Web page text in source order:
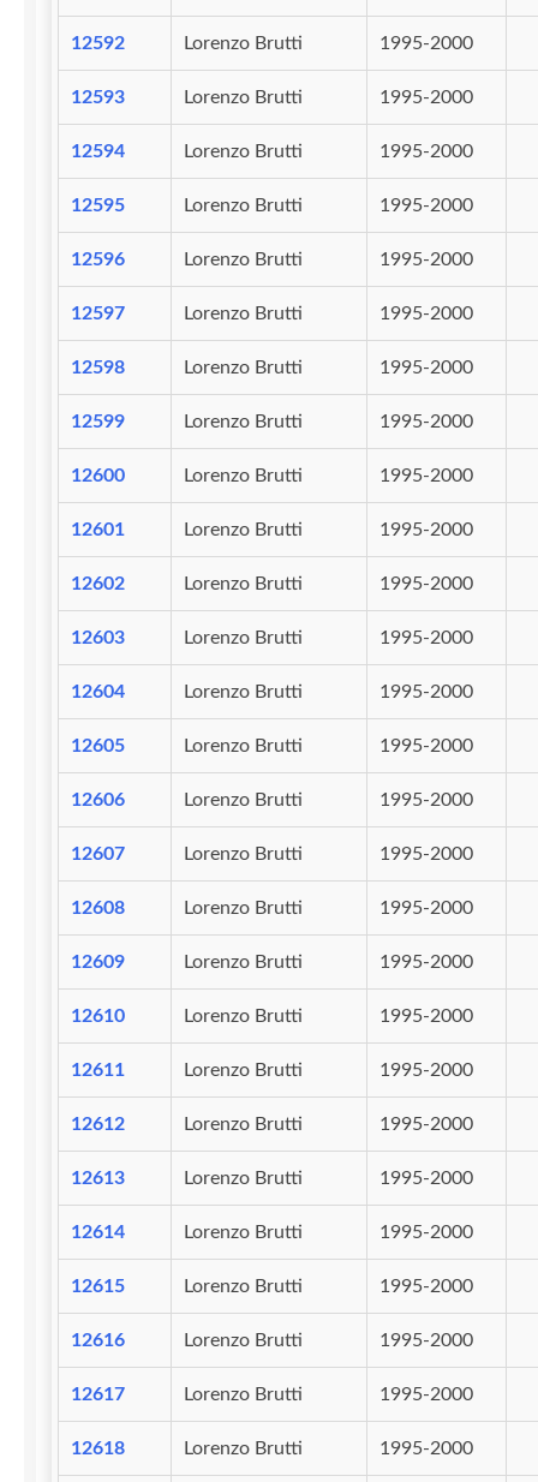
12592 Lorenzo Brutti 1995-2000
12593 Lorenzo Brutti 1995-2000
12594 Lorenzo Brutti 1995-2000
12595 Lorenzo Brutti 1995-2000
12596 Lorenzo Brutti 1995-2000
12597 Lorenzo Brutti 1995-2000
12598 Lorenzo Brutti 1995-2000
12599 Lorenzo Brutti 1995-2000
12600 Lorenzo Brutti 1995-2000
12601 Lorenzo Brutti 1995-2000
12602 Lorenzo Brutti 1995-2000
12603 Lorenzo Brutti 1995-2000
12604 Lorenzo Brutti 1995-2000
12605 Lorenzo Brutti 1995-2000
12606 Lorenzo Brutti 1995-2000
12607 Lorenzo Brutti 1995-2000
12608 Lorenzo Brutti 1995-2000
12609 Lorenzo Brutti 1995-2000
12610 Lorenzo Brutti 1995-2000
12611 Lorenzo Brutti 1995-2000
12612 Lorenzo Brutti 1995-2000
12613 Lorenzo Brutti 1995-2000
12614 Lorenzo Brutti 1995-2000
12615 Lorenzo Brutti 1995-2000
12616 Lorenzo Brutti 1995-2000
12617 Lorenzo Brutti 1995-2000
12618 Lorenzo Brutti 1995-2000